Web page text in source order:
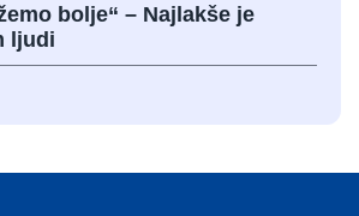
bolje“ – Najlakše je
ljudi